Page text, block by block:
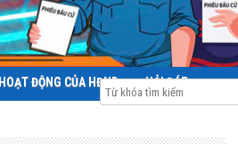
HOẠT ĐỘNG CỦA HĐND HỎI ĐÁP